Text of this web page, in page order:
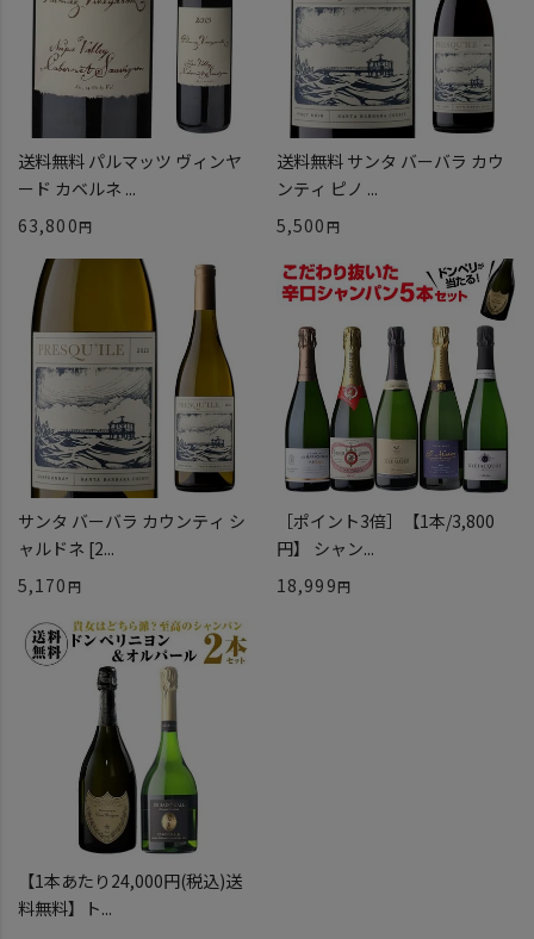
送料無料 パルマッツ ヴィンヤ
ード カベルネ ...
63,800
送料無料 サンタ バーバラ カウ
ンティ ピノ ...
5,500
サンタ バーバラ カウンティ シ
ャルドネ [2...
5,170
［ポイント3倍］【1本/3,800
円】 シャン...
18,999
【1本あたり24,000円(税込)送
料無料】ト...